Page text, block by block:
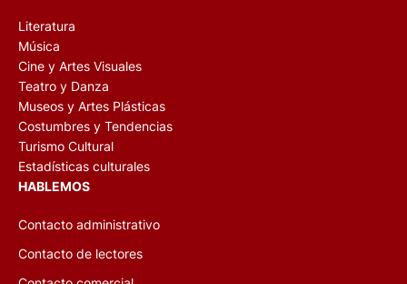
Literatura
Música
Cine y Artes Visuales
Teatro y Danza
Museos y Artes Plásticas
Costumbres y Tendencias
Turismo Cultural
Estadísticas culturales
HABLEMOS
Contacto administrativo
Contacto de lectores